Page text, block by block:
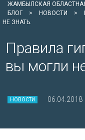
ЖАМБЫЛСКАЯ
БЛОГ
> НОВОСТИ >
НЕ ЗНАТЬ.
Правила
вы могли
НОВОСТИ 06.04.2018